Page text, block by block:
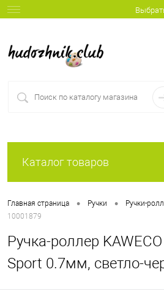
Каталог товаров
Главная страница • Ручки • Ручки-
10001879
Ручка-роллер
Sport 0.7мм, светло-